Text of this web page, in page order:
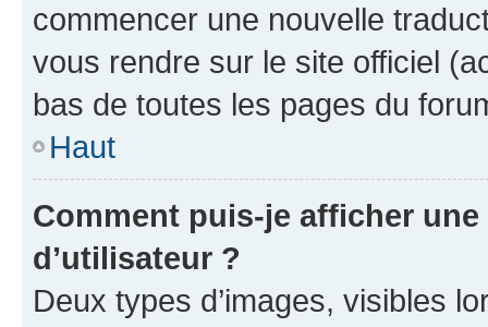
commencer une nouvelle
vous rendre sur le site officiel
bas de toutes les pages du
Haut
Comment puis-je afficher
d’utilisateur ?
Deux types d’images, visibles